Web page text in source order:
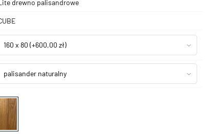
drewno palisandrowe
160 x 80(+600,00 zł)
palisander naturalny